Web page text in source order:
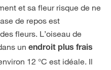
et sa fleur risque de ne
de repos est
fleurs. L’oiseau de
un endroit plus frais
12 °C est idéale. Il